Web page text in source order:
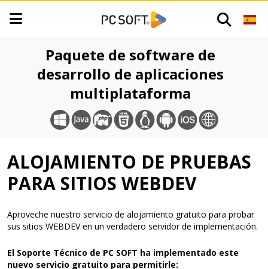
Paquete de software de
desarrollo de aplicaciones
multiplataforma
ALOJAMIENTO DE PRUEBAS
PARA SITIOS WEBDEV
Aproveche nuestro servicio de alojamiento gratuito para probar
sus sitios WEBDEV en un verdadero servidor de implementación.
El Soporte Técnico de PC SOFT ha implementado este
nuevo servicio gratuito para permitirle: